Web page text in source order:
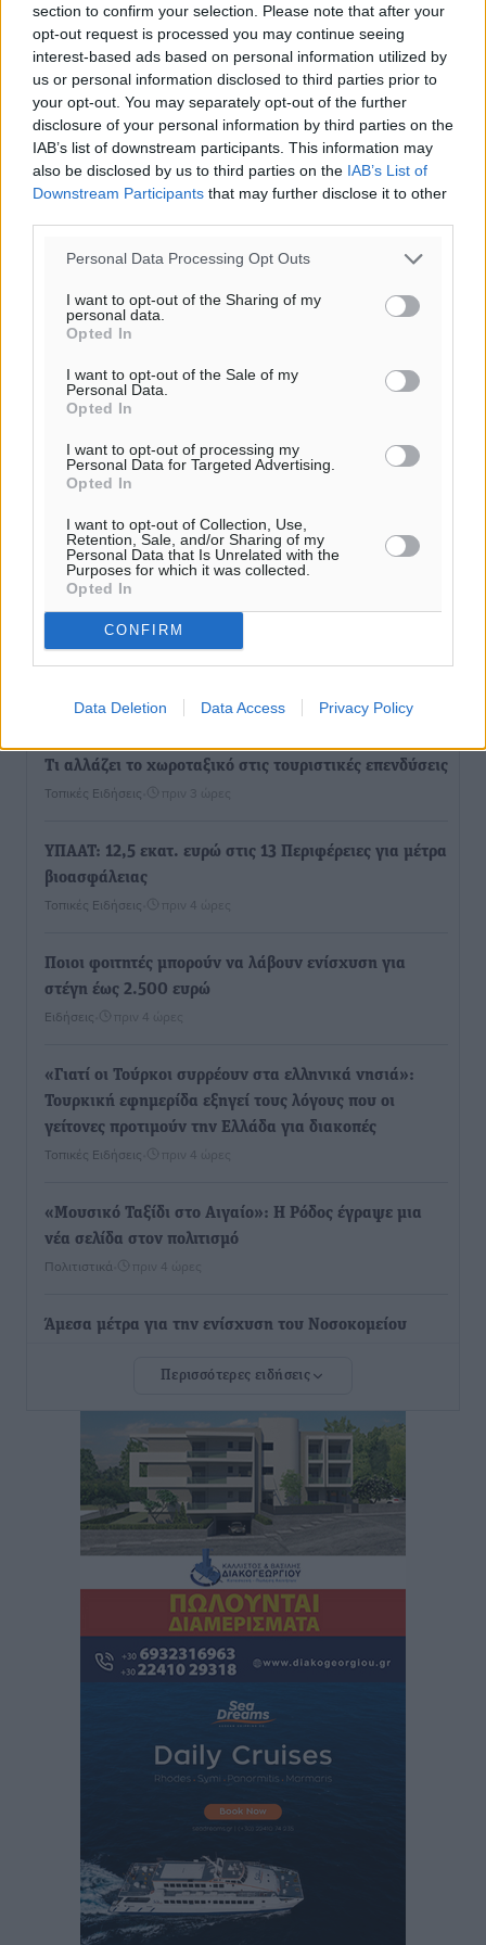
section to confirm your selection. Please note that after your
opt-out request is processed you may continue seeing
interest-based ads based on personal information utilized by
us or personal information disclosed to third parties prior to
your opt-out. You may separately opt-out of the further
disclosure of your personal information by third parties on the
IAB’s list of downstream participants. This information may
also be disclosed by us to third parties on the IAB’s List of
Downstream Participants that may further disclose it to other
Personal Data Processing Opt Outs
I want to opt-out of the Sharing of my
personal data.
Opted In
I want to opt-out of the Sale of my
Personal Data.
Opted In
I want to opt-out of processing my
Personal Data for Targeted Advertising.
Opted In
I want to opt-out of Collection, Use,
Retention, Sale, and/or Sharing of my
Personal Data that Is Unrelated with the
Purposes for which it was collected.
Opted In
CONFIRM
Data Deletion Data Access Privacy Policy
Ροή ειδήσεων
Τριήμερο εξόδου: Πάνω από 129.000 επιβάτες
Ειδήσεις• πριν 3 ώρες
Τι αλλάζει το χωροταξικό στις τουριστικές επενδύσεις
Τοπικές Ειδήσεις πριν 3 ώρες
ΥΠΑΑΤ: 12,5 εκατ. ευρώ στις 13 Περιφέρειες για μέτρα
βιοασφάλειας
Τοπικές Ειδήσεις πριν 4 ώρες
Ποιοι φοιτητές μπορούν να λάβουν ενίσχυση για
στέγη έως 2.500 ευρώ
Ειδήσεις πριν 4 ώρες
«Γιατί οι Τούρκοι συρρέουν στα ελληνικά νησιά»:
Τουρκική εφημερίδα εξηγεί τους λόγους που οι
γείτονες προτιμούν την Ελλάδα για διακοπές
Τοπικές Ειδήσεις πριν 4 ώρες
«Μουσικό Ταξίδι στο Αιγαίο»: Η Ρόδος έγραψε μια
νέα σελίδα στον πολιτισμό
Πολιτιστικά πριν 4 ώρες
Άμεσα μέτρα για την ενίσχυση του Νοσοκομείου
ανακοίνωσε ο Άδωνις Γεωργιάδης
Iατρικός Σύλλογος Ροδου προς Α. Γεωργιάδη:
Στρατηγικές Προτάσεις για την Ενίσχυση της
Δημόσιας Υγείας στη Νησιωτική Ελλάδα και στα
Νοσοκομεία της Γ΄ Ζώνης
πριν 5 ώρες
Πάνθηρες: Ξεκίνησαν αισιόδοξοι για την παρθενική
“πτήση” τους
πριν 5 ώρες
Αθλητικά• πριν 5 ώρες
Κλεάνθης: Έτοιμες οι κάρτες διαρκείας της νέας
Περισσότερες ειδήσεις